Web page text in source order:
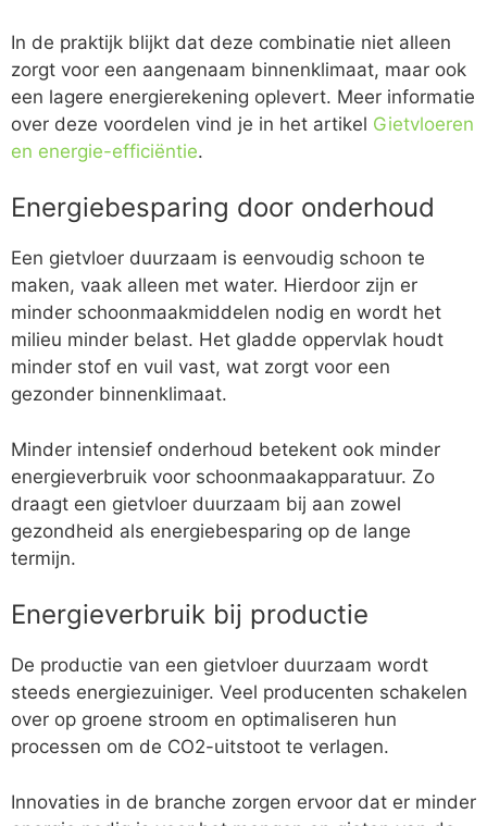
In de praktijk blijkt dat deze combinatie niet alleen
zorgt voor een aangenaam binnenklimaat, maar ook
een lagere energierekening oplevert. Meer informatie
over deze voordelen vind je in het artikel Gietvloeren
en energie-efficiëntie.
Energiebesparing door onderhoud
Een gietvloer duurzaam is eenvoudig schoon te
maken, vaak alleen met water. Hierdoor zijn er
minder schoonmaakmiddelen nodig en wordt het
milieu minder belast. Het gladde oppervlak houdt
minder stof en vuil vast, wat zorgt voor een
gezonder binnenklimaat.
Minder intensief onderhoud betekent ook minder
energieverbruik voor schoonmaakapparatuur. Zo
draagt een gietvloer duurzaam bij aan zowel
gezondheid als energiebesparing op de lange
termijn.
Energieverbruik bij productie
De productie van een gietvloer duurzaam wordt
steeds energiezuiniger. Veel producenten schakelen
over op groene stroom en optimaliseren hun
processen om de CO2-uitstoot te verlagen.
Innovaties in de branche zorgen ervoor dat er minder